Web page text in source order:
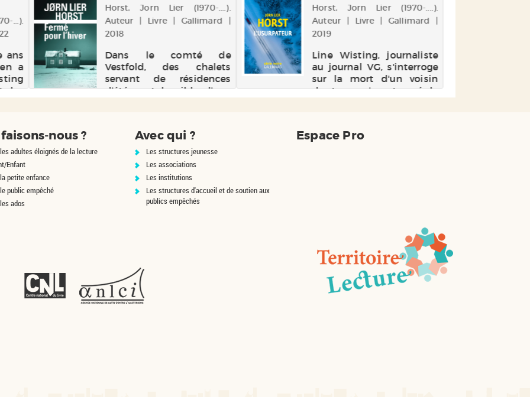
Horst, Jorn Lier (1970-....).
Auteur | Livre | Gallimard |
2018
Dans le comté de
Vestfold, des chalets
servant de résidences
d'été sont la cible d'une
présentateur de
télévision, un homme
cagoulé est retrouvé mort.
William ...
Horst, Jorn Lier (1970-....).
Auteur | Livre | Gallimard |
2019
Line Wisting, journaliste
au journal VG, s'interroge
sur la mort d'un voisin
dont on n'a retrouvé le
son vivant, elle enquête
...).
ans
a
les
de
nous ?
adultes éloignés de la lecture
Enfant
petite enfance
public empêché
ados
Avec qui ?
Les structures jeunesse
Les associations
Les institutions
Les structures d'accueil et de soutien aux
publics empêchés
Espace Pro